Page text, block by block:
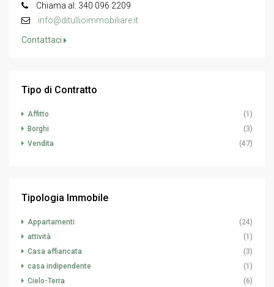
Chiama al: 340 096 2209
info@ditullioimmobiliare.it
Contattaci
Tipo di Contratto
Affitto
(1)
Borghi
(3)
Vendita
(47)
Tipologia Immobile
Appartamenti
(24)
attività
(1)
Casa affiancata
(3)
casa indipendente
(1)
Cielo-Terra
(6)